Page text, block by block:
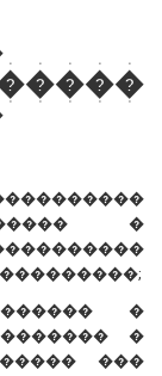
�
�
�
���